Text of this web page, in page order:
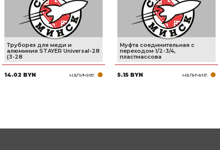
Труборез для меди и
алюминия STAYER Universal-28
(3-28
14.02 BYN наличие:
Муфта соединительная с
переходом 1/2-3/4,
пластмассова
5.15 BYN наличие: